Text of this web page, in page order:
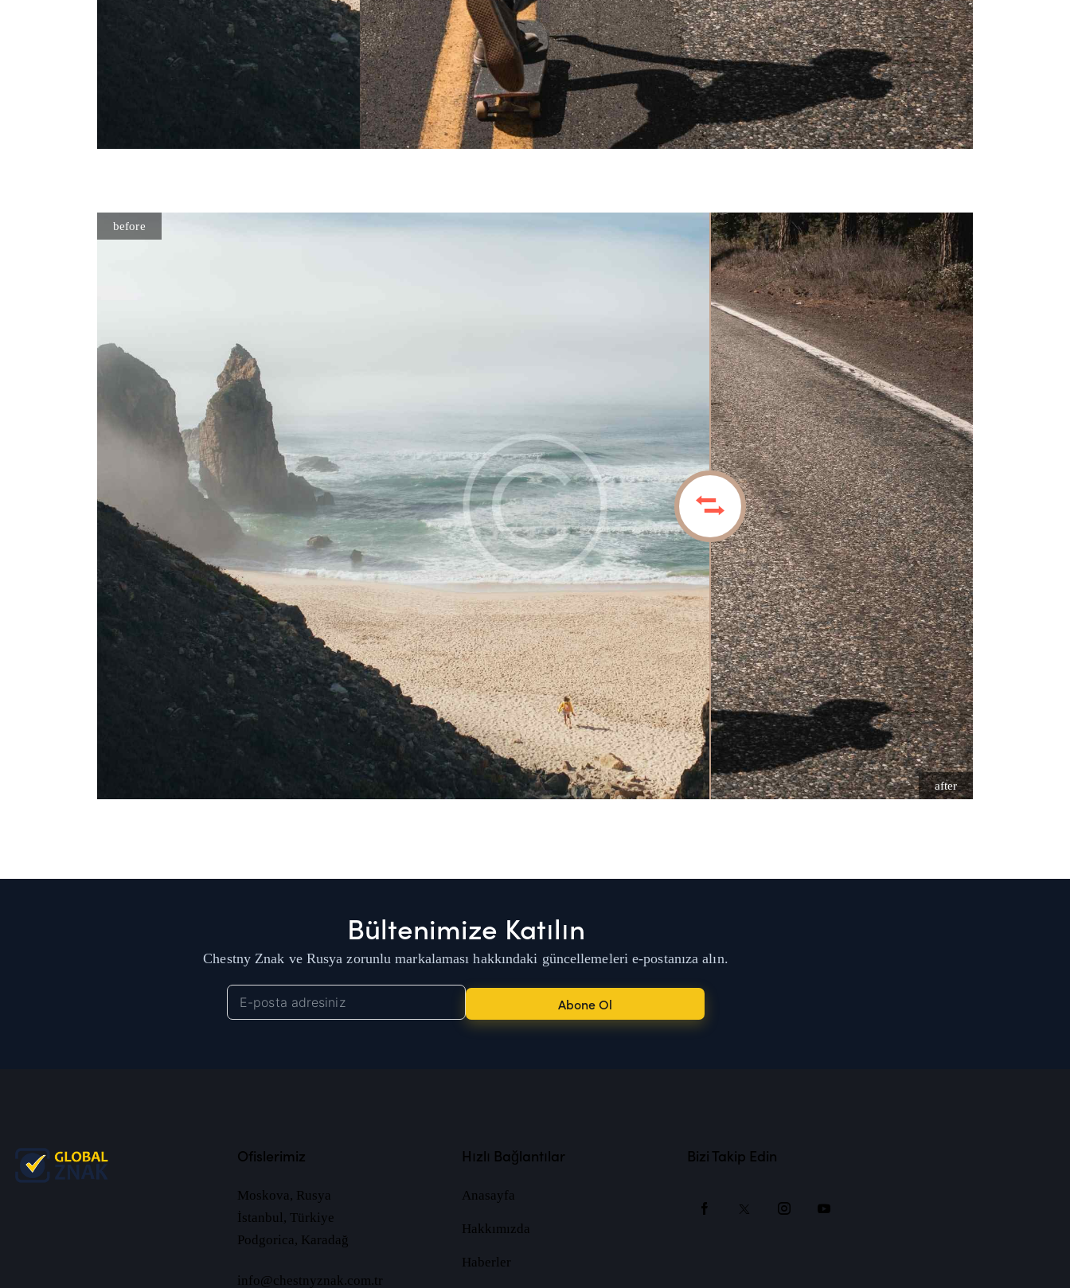
before
after
Bültenimize Katılın
Chestny Znak ve Rusya zorunlu markalaması hakkındaki güncellemeleri e-postanıza alın.
Abone Ol
Ofislerimiz
Moskova, Rusya
İstanbul, Türkiye
Podgorica, Karadağ
info@chestnyznak.com.tr
Hızlı Bağlantılar
Anasayfa
Hakkımızda
Haberler
Bizi Takip Edin